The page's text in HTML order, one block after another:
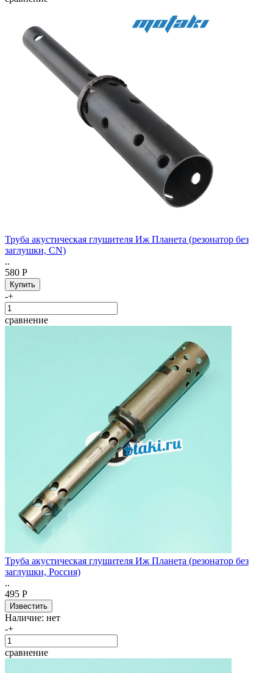
Труба акустическая глушителя Иж Планета (резонатор без
заглушки, CN)
..
580 Р
-+
сравнение
Труба акустическая глушителя Иж Планета (резонатор без
заглушки, Россия)
..
495 Р
Наличие: нет
-+
сравнение